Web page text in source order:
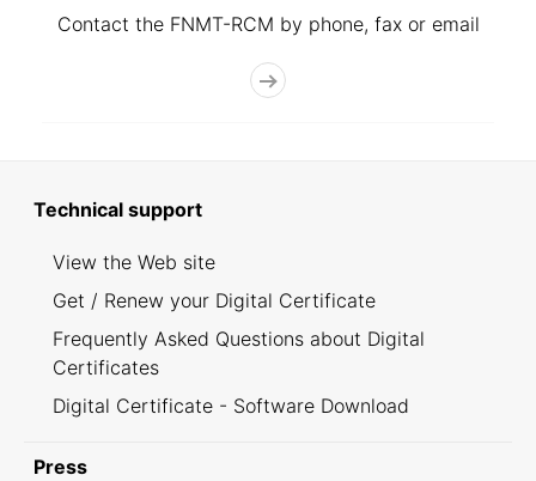
Contact the FNMT-RCM by phone, fax or email
Technical support
View the Web site
Get / Renew your Digital Certificate
Frequently Asked Questions about Digital
Certificates
Digital Certificate - Software Download
Press